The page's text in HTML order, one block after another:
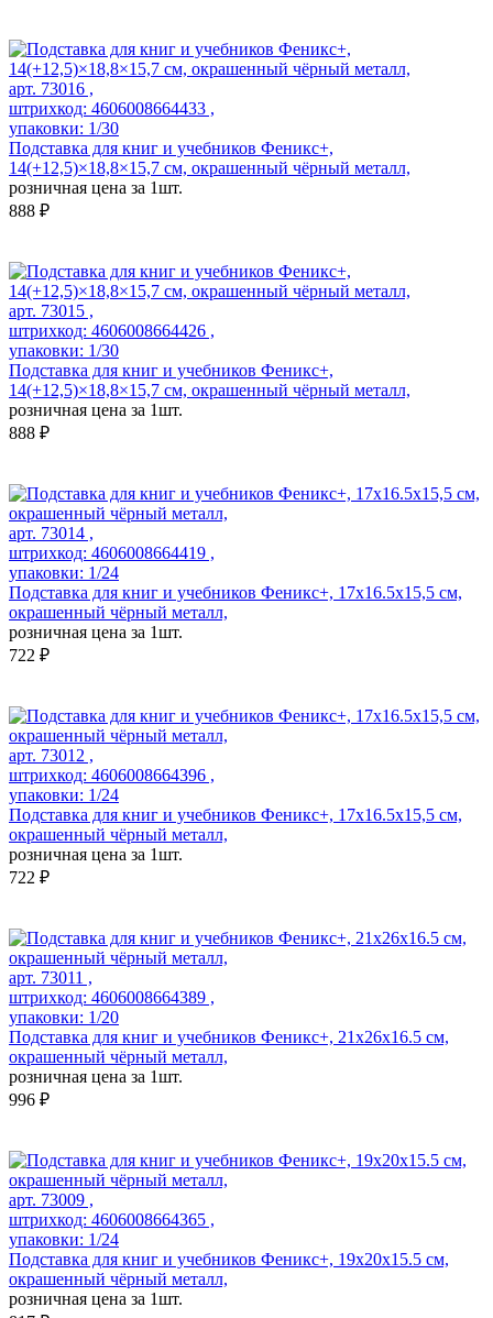
арт. 73016 ,
штрихкод: 4606008664433 ,
упаковки: 1/30
Подставка для книг и учебников Феникс+,
14(+12,5)×18,8×15,7 см, окрашенный чёрный металл,
розничная цена за 1шт.
888 ₽
арт. 73015 ,
штрихкод: 4606008664426 ,
упаковки: 1/30
Подставка для книг и учебников Феникс+,
14(+12,5)×18,8×15,7 см, окрашенный чёрный металл,
розничная цена за 1шт.
888 ₽
арт. 73014 ,
штрихкод: 4606008664419 ,
упаковки: 1/24
Подставка для книг и учебников Феникс+, 17x16.5x15,5 см,
окрашенный чёрный металл,
розничная цена за 1шт.
722 ₽
арт. 73012 ,
штрихкод: 4606008664396 ,
упаковки: 1/24
Подставка для книг и учебников Феникс+, 17x16.5x15,5 см,
окрашенный чёрный металл,
розничная цена за 1шт.
722 ₽
арт. 73011 ,
штрихкод: 4606008664389 ,
упаковки: 1/20
Подставка для книг и учебников Феникс+, 21х26х16.5 см,
окрашенный чёрный металл,
розничная цена за 1шт.
996 ₽
арт. 73009 ,
штрихкод: 4606008664365 ,
упаковки: 1/24
Подставка для книг и учебников Феникс+, 19x20x15.5 см,
окрашенный чёрный металл,
розничная цена за 1шт.